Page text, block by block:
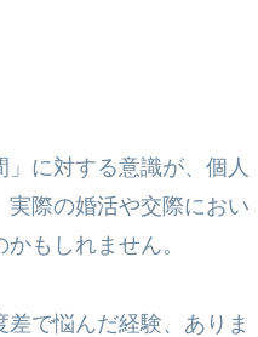
に対する意識が、個人
際の婚活や交際におい
もしれません。
で悩んだ経験、ありま